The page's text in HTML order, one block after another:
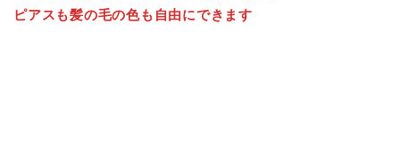
ピアスも髪の毛の色も自由にできます